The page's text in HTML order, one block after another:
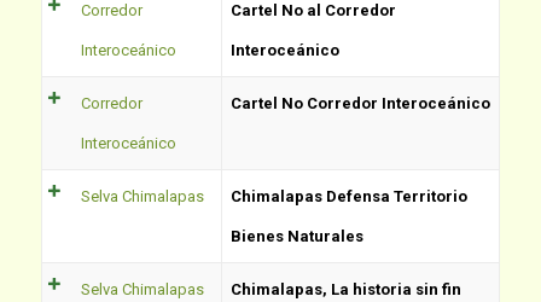
Corredor
Interoceánico
Cartel No al Corredor
Interoceánico
Corredor
Interoceánico
Cartel No Corredor Interoceánico
Selva Chimalapas Chimalapas Defensa Territorio
Bienes Naturales
Selva Chimalapas Chimalapas, La historia sin fin